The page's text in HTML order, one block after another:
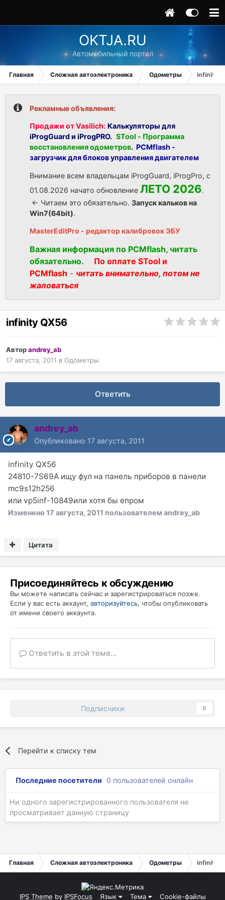
OKTJA.RU
Автомобильный портал
Главная Сложная автоэлектроника Одометры infinity
Рекламные объявления:
Продажи от Vasilich: Калькуляторы для
iProgGuard и iProgPRO. STool - Программа
восстановления одометров. PCMflash -
загрузчик для блоков управления двигателем
Внимание всем владельцам iProgGuard, iProgPro, с
01.08.2026 начато обновление ЛЕТО 2026.
<- Читаем это обязательно. Запуск кальков на
Win7(64bit).
MasterEditPro - редактор калибровок ЭБУ
Важная информация по PCMflash, читать
обязательно.
По оплате STool и
PCMflash - читать внимательно, потом не
жаловаться
infinity QX56
Авторandrey_ab
17 августа, 2011 в Одометры
Ответить
andrey_ab
Опубликовано 17 августа, 2011
infinity QX56
24810-7S69A ищу фул на панель приборов в панели
mc9s12h256
или vp5inf-10849или хотя бы епром
Изменено 17 августа, 2011 пользователем andrey_ab
Цитата
Присоединяйтесь к обсуждению
Вы можете написать сейчас и зарегистрироваться позже.
Если у вас есть аккаунт, авторизуйтесь, чтобы опубликовать
от имени своего аккаунта.
Ответить в этой теме...
Подписчики 0
Перейти к списку тем
Последние посетители 0 пользователей онлайн
Ни одного зарегистрированного пользователя не
просматривает данную страницу
Главная Сложная автоэлектроника Одометры infinity
IPS Theme by IPSFocus Язык Тема Cookie-файлы